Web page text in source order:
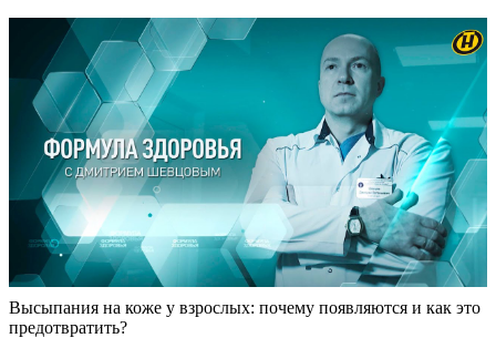
Высыпания на коже у взрослых: почему появляются и как это
предотвратить?